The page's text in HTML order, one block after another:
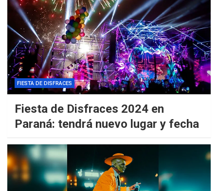
FIESTA DE DISFRACES
Fiesta de Disfraces 2024 en
Paraná: tendrá nuevo lugar y fecha